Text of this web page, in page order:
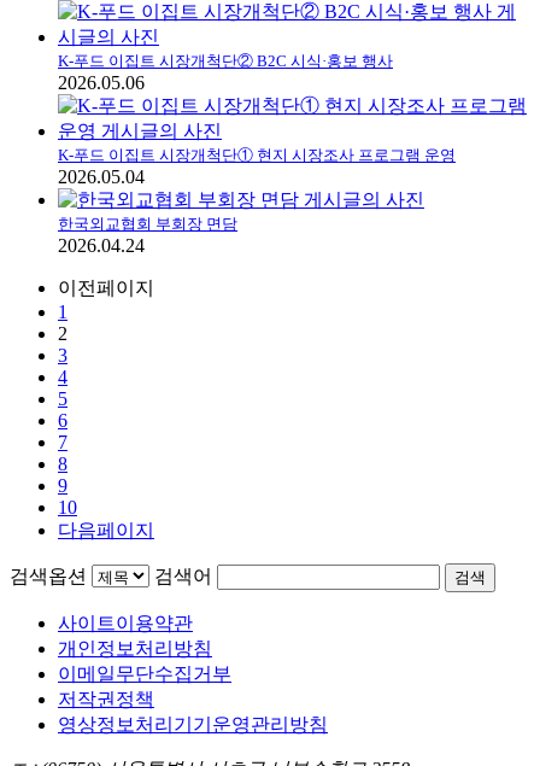
K-푸드 이집트 시장개척단② B2C 시식·홍보 행사
2026.05.06
K-푸드 이집트 시장개척단① 현지 시장조사 프로그램 운영
2026.05.04
한국외교협회 부회장 면담
2026.04.24
이전페이지
1
2
3
4
5
6
7
8
9
10
다음페이지
검색옵션 검색어 검색
사이트이용약관
개인정보처리방침
이메일무단수집거부
저작권정책
영상정보처리기기운영관리방침